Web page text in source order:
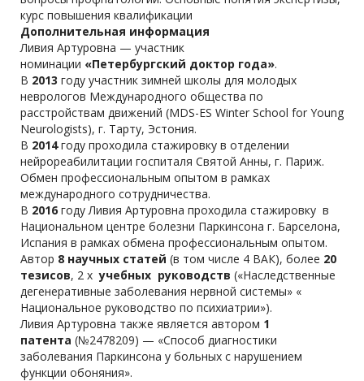
курс повышения квалификации
Дополнительная информация
Ливия Артуровна — участник
номинации «Петербургский доктор года».
В 2013 году участник зимней школы для молодых
неврологов Международного общества по
расстройствам движений (MDS-ES Winter School for Young
Neurologists), г. Тарту, Эстония.
В 2014году проходила стажировку в отделении
нейрореабилитации госпиталя Святой Анны, г. Париж.
Обмен профессиональным опытом в рамках
международного сотрудничества.
В 2016 году Ливия Артуровна проходила стажировку в
Национальном центре болезни Паркинсона г. Барселона,
Испания в рамках обмена профессиональным опытом.
Автор 8 научных статей (в том числе 4 ВАК), более 20
тезисов, 2 х учебных руководств («Наследственные
дегенеративные заболевания нервной системы» «
Национальное руководство по психиатрии»).
Ливия Артуровна также является автором 1
патента (№2478209) — «Способ диагностики
заболевания Паркинсона у больных с нарушением
функции обоняния».